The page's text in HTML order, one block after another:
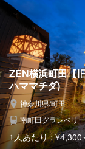
ZEN横浜町田【
ハママチダ)
神奈川県/町田
南町田グランベリ
1人あたり :